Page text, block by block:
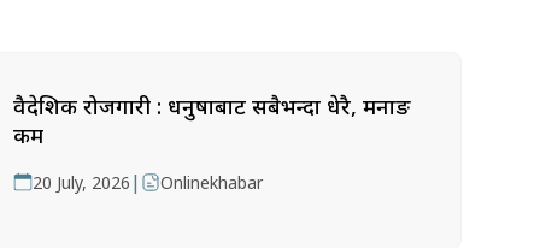
वैदेशिक रोजगारी : धनुषाबाट सबैभन्दा धेरै, मनाङ
कम
20 July, 2026 | Onlinekhabar